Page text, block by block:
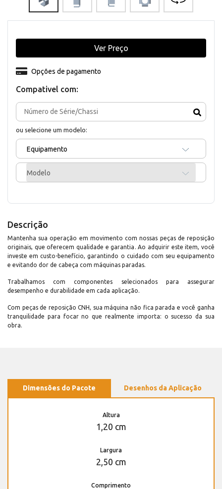
Compativel com:
ou selecione um modelo:
Equipamento
Modelo
Opções de pagamento
Ver Preço
Descrição
Mantenha sua operação em movimento com nossas peças de reposição
originais, que oferecem qualidade e garantia. Ao adquirir este item, você
investe em custo-benefício, garantindo o cuidado com seu equipamento
e evitando dor de cabeça com máquinas paradas.
Trabalhamos com componentes selecionados para assegurar
desempenho e durabilidade em cada aplicação.
Com peças de reposição CNH, sua máquina não fica parada e você ganha
tranquilidade para focar no que realmente importa: o sucesso da sua
obra.
Dimensões do Pacote Desenhos da Aplicação
Altura
1,20 cm
Largura
2,50 cm
Comprimento